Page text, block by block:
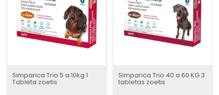
Simparica Trio 5 a 10kg 1
Tableta zoetis
Simparica Trio 40 a 60 KG 3
tabletas zoetis